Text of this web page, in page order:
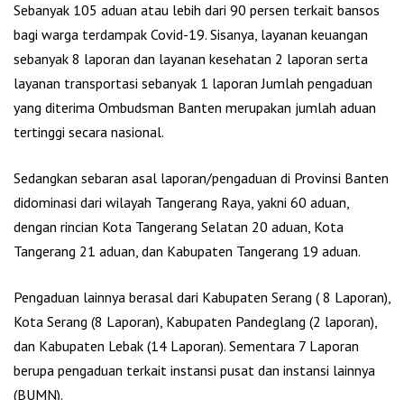
Sebanyak 105 aduan atau lebih dari 90 persen terkait bansos
bagi warga terdampak Covid-19. Sisanya, layanan keuangan
sebanyak 8 laporan dan layanan kesehatan 2 laporan serta
layanan transportasi sebanyak 1 laporan Jumlah pengaduan
yang diterima Ombudsman Banten merupakan jumlah aduan
tertinggi secara nasional.
Sedangkan sebaran asal laporan/pengaduan di Provinsi Banten
didominasi dari wilayah Tangerang Raya, yakni 60 aduan,
dengan rincian Kota Tangerang Selatan 20 aduan, Kota
Tangerang 21 aduan, dan Kabupaten Tangerang 19 aduan.
Pengaduan lainnya berasal dari Kabupaten Serang ( 8 Laporan),
Kota Serang (8 Laporan), Kabupaten Pandeglang (2 laporan),
dan Kabupaten Lebak (14 Laporan). Sementara 7 Laporan
berupa pengaduan terkait instansi pusat dan instansi lainnya
(BUMN).